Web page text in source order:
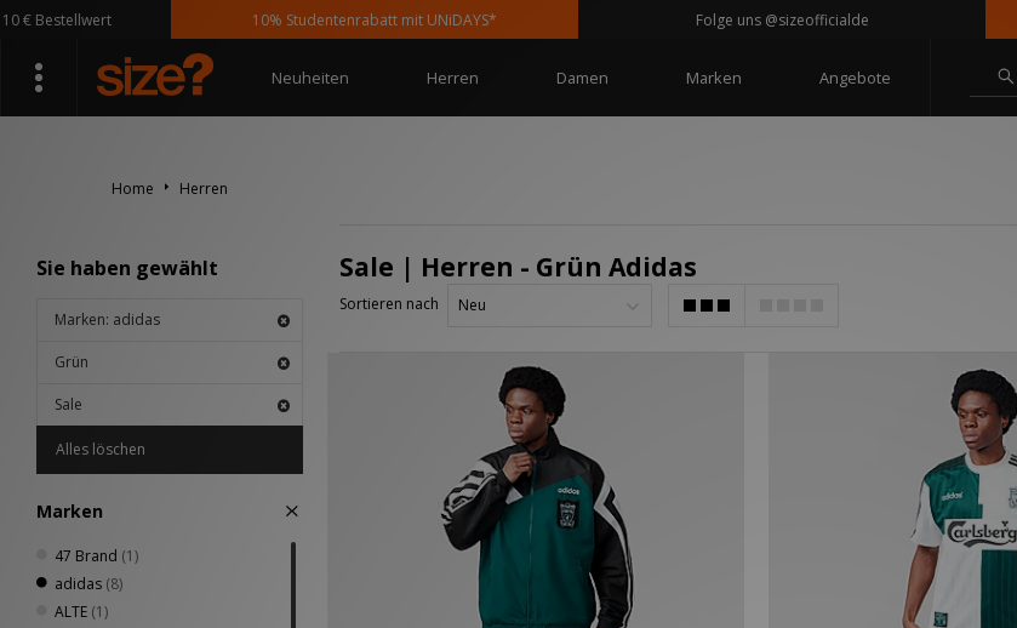
10% Studentenrabatt mit UNiDAYS* Folge uns @sizeofficialde
Neuheiten Herren Damen Marken Angebote
Home Herren
Sie haben gewählt
Marken: adidas
Grün
Sale
Alles löschen
Marken
47 Brand (1)
adidas (8)
ALTE (1)
Sale | Herren - Grün Adidas
Sortieren nach